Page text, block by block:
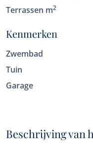
Terrassen m2
Kenmerken
Zwembad
Tuin
Garage
Beschrijving van